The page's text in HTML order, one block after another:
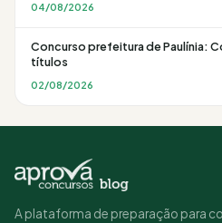
04/08/2026
Concurso prefeitura de Paulínia:
títulos
02/08/2026
A plataforma de preparação para